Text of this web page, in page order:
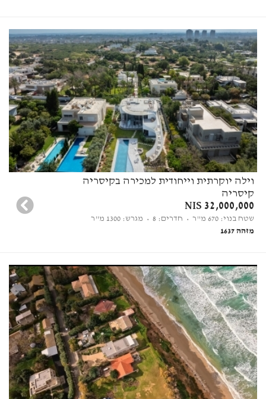
וילה יוקרתית וייחודית למכירה בקיסריה
קיסריה
32,000,000 NIS
שטח בנוי: 670 מ"ר • חדרים: 8
• מגרש: 1300 מ"ר
מזהה 1637